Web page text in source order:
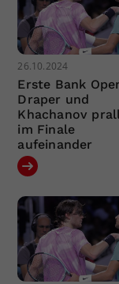
26.10.2024
Erste Bank
Draper und
Khachanov
im Finale
aufeinander